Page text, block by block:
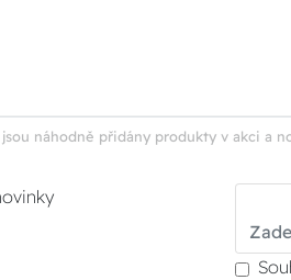
náhodně přidány produkty v akci a